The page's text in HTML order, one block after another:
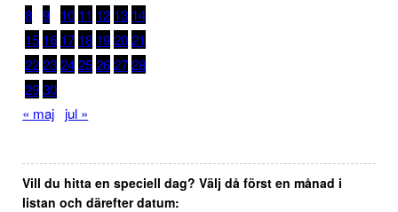
8 9 10 11 12 13 14
15 16 17 18 19 20 21
22 23 24 25 26 27 28
29 30
« maj
jul »
Vill du hitta en speciell dag? Välj då först en månad i
listan och därefter datum: